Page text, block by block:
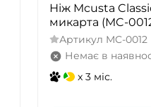
Ніж Mcusta
микарта (MC-
Артикул MC-0012
Немає в
x 3 міс.